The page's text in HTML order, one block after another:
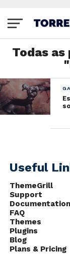
Todas
Useful
ThemeGrill
Support
Documentation
FAQ
Themes
Plugins
Blog
Plans & Pricing